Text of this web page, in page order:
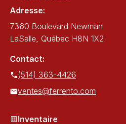
Adresse:
7360 Boulevard Newman
LaSalle, Québec H8N 1X2
Contact:
(514) 363-4426
ventes@ferrento.com
Inventaire